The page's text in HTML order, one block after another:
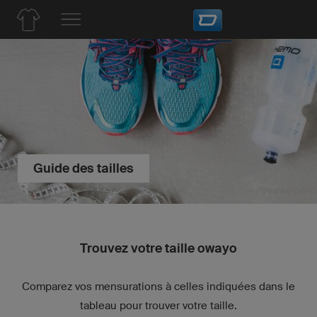
Guide des tailles
Trouvez votre taille owayo
Comparez vos mensurations à celles indiquées dans le
tableau pour trouver votre taille.